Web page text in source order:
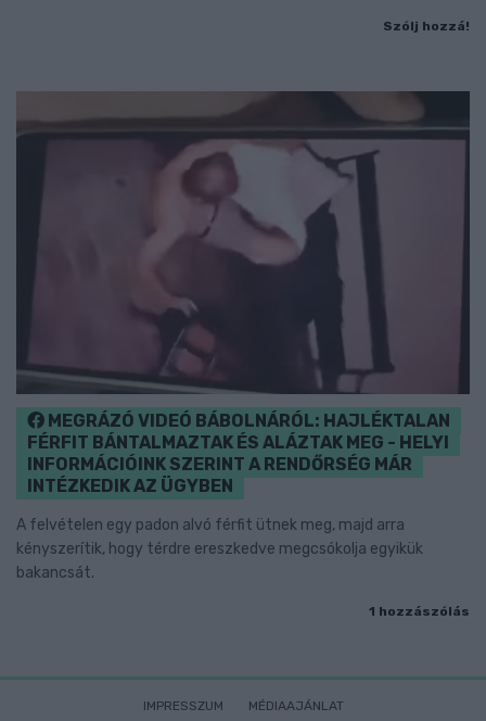
Szólj hozzá!
MEGRÁZÓ VIDEÓ BÁBOLNÁRÓL: HAJLÉKTALAN
FÉRFIT BÁNTALMAZTAK ÉS ALÁZTAK MEG - HELYI
INFORMÁCIÓINK SZERINT A RENDŐRSÉG MÁR
INTÉZKEDIK AZ ÜGYBEN
A felvételen egy padon alvó férfit ütnek meg, majd arra
kényszerítik, hogy térdre ereszkedve megcsókolja egyikük
bakancsát.
1 hozzászólás
IMPRESSZUM
MÉDIAAJÁNLAT